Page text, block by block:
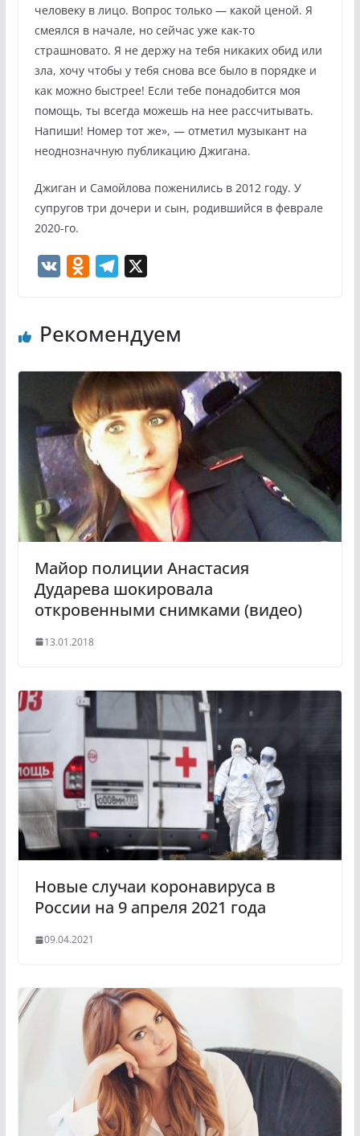
человеку в лицо. Вопрос только — какой ценой. Я
смеялся в начале, но сейчас уже как-то
страшновато. Я не держу на тебя никаких обид или
зла, хочу чтобы у тебя снова все было в порядке и
как можно быстрее! Если тебе понадобится моя
помощь, ты всегда можешь на нее рассчитывать.
Напиши! Номер тот же», — отметил музыкант на
неоднозначную публикацию Джигана.
Джиган и Самойлова поженились в 2012 году. У
супругов три дочери и сын, родившийся в феврале
2020-го.
o
l
a
s
s
n
i
k
i
e
m
Рекомендуем
Майор полиции Анастасия
Дударева шокировала
откровенными снимками (видео)
13.01.2018
Новые случаи коронавируса в
России на 9 апреля 2021 года
09.04.2021